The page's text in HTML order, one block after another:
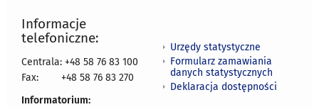
Informacje
telefoniczne:
Centrala: +48 58 76 83 100
Fax:
+48 58 76 83 270
Informatorium:
Urzędy statystyczne
Formularz zamawiania
danych statystycznych
Deklaracja dostępności